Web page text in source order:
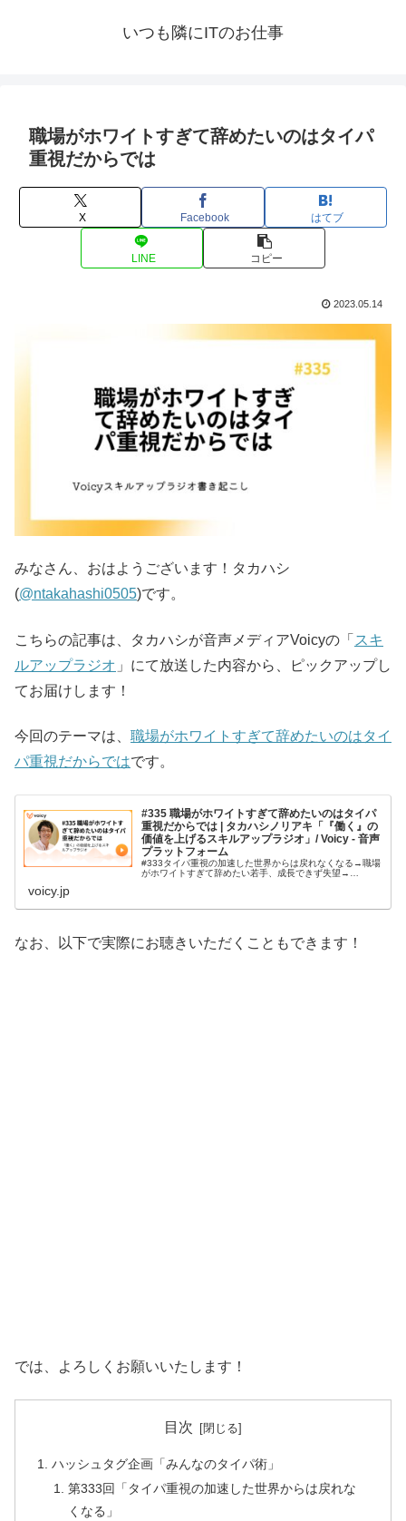
いつも隣にITのお仕事
職場がホワイトすぎて辞めたいのはタイパ
重視だからでは
X Facebook はてブ
LINE コピー
2023.05.14
みなさん、おはようございます！タカハシ
(@ntakahashi0505)です。
こちらの記事は、タカハシが音声メディアVoicyの「 スキ
ルアップラジオ 」にて放送した内容から、ピックアップし
てお届けします！
今回のテーマは、 職場がホワイトすぎて辞めたいのはタイ
パ重視だからではです。
#335 職場がホワイトすぎて辞めたいのはタイパ
重視だからでは | タカハシノリアキ「『働く』の
価値を上げるスキルアップラジオ」/ Voicy - 音声
プラットフォーム
#333タイパ重視の加速した世界からは戻れなくなる→職場
がホワイトすぎて辞めたい若手、成長できず失望→…
voicy.jp
なお、以下で実際にお聴きいただくこともできます！
では、よろしくお願いいたします！
目次
ハッシュタグ企画「みんなのタイパ術」
第333回「タイパ重視の加速した世界からは戻れな
くなる」